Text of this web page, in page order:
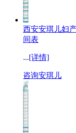
西安安琪儿妇
间表
...[详情]
咨询安琪儿